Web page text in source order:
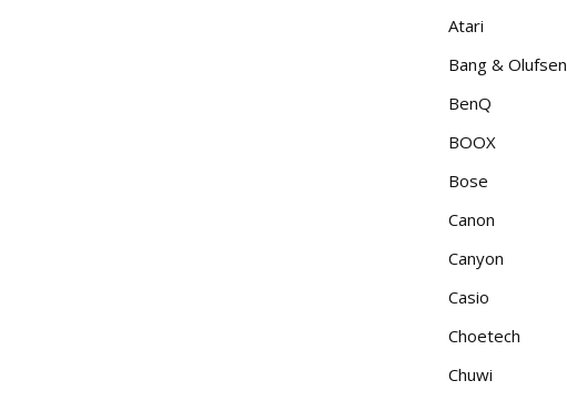
Atari
Bang & Olufsen
BenQ
BOOX
Bose
Canon
Canyon
Casio
Choetech
Chuwi